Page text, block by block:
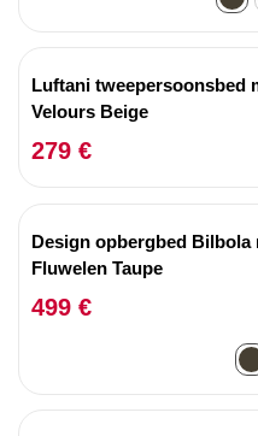
Luftani tweepersoonsbed
Velours Beige
279 €
Design opbergbed Bilbola
Fluwelen Taupe
499 €